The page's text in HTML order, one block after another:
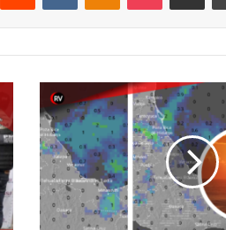
Pronóstico
del
Clima
en
Veracruz:
Día
Soleado
en